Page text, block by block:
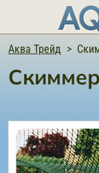
Аква Трейд